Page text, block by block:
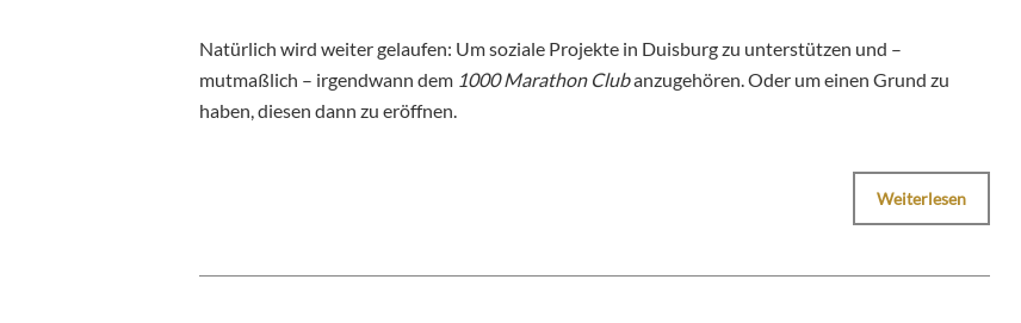
Natürlich wird weiter gelaufen: Um soziale Projekte in Duisburg zu unterstützen und –
mutmaßlich – irgendwann dem 1000 Marathon Clubanzugehören. Oder um einen Grund zu
haben, diesen dann zu eröffnen.
Weiterlesen